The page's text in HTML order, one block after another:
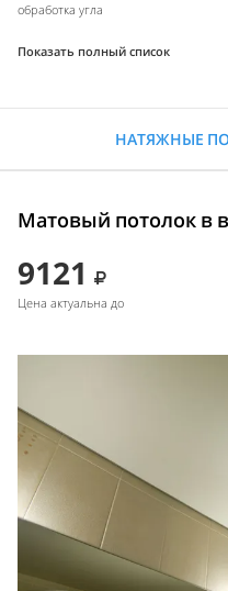
обработка угла
Показать полный список
НАТЯЖНЫЕ
Матовый потолок в
9121
Цена актуальна до